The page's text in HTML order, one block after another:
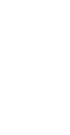
и
Брэнды,
другим
найти на
случае, Мы